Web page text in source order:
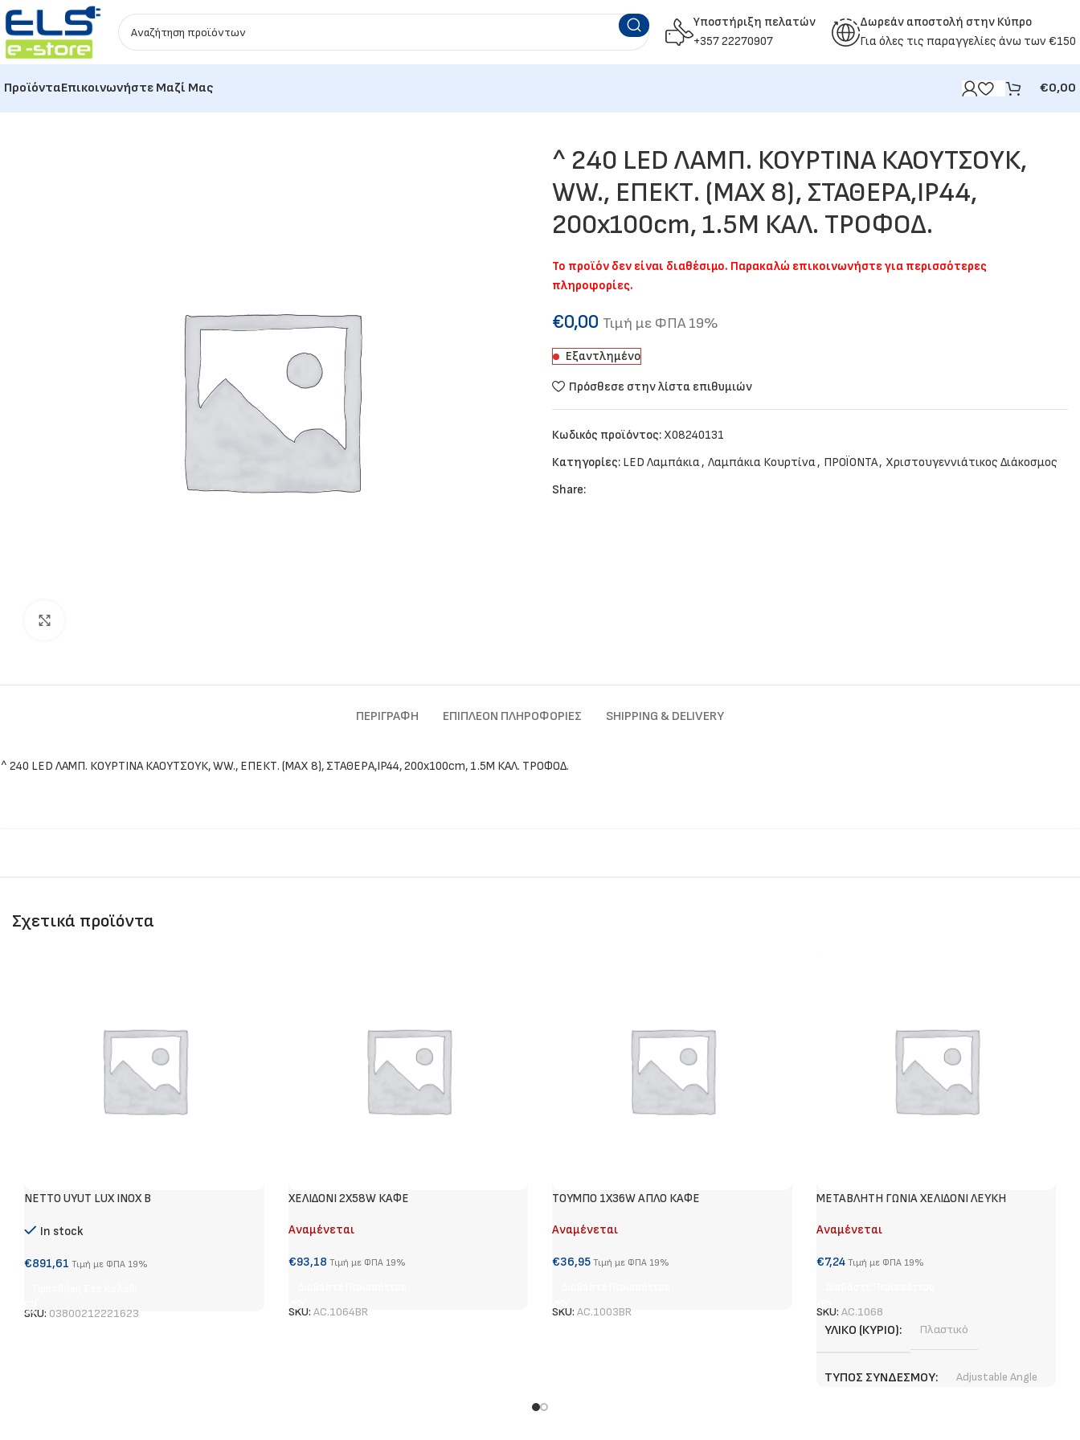
Υποστήριξη πελατών
+357 22270907
Δωρεάν αποστολή στην Κύπρο
Για όλες τις παραγγελίες άνω των €150
ΠροϊόνταΕπικοινωνήστε Μαζί Μας €0,00
^ 240 LED ΛΑΜΠ. ΚΟΥΡΤΙΝΑ ΚΑΟΥΤΣΟΥΚ,
WW., ΕΠΕΚΤ. (ΜΑΧ 8), ΣΤΑΘΕΡΑ,IP44,
200x100cm, 1.5M ΚΑΛ. ΤΡΟΦΟΔ.
Το προϊόν δεν είναι διαθέσιμο. Παρακαλώ επικοινωνήστε για περισσότερες
πληροφορίες.
€0,00 Τιμή με ΦΠΑ 19%
Εξαντλημένο
Πρόσθεσε στην λίστα επιθυμιών
Κωδικός προϊόντος: X08240131
Κατηγορίες: LED Λαμπάκια, Λαμπάκια Κουρτίνα, ΠΡΟΪΟΝΤΑ, Χριστουγεννιάτικος Διάκοσμος
Share:
ΠΕΡΙΓΡΑΦΉ ΕΠΙΠΛΈΟΝ ΠΛΗΡΟΦΟΡΊΕΣ SHIPPING & DELIVERY
^ 240 LED ΛΑΜΠ. ΚΟΥΡΤΙΝΑ ΚΑΟΥΤΣΟΥΚ, WW., ΕΠΕΚΤ. (ΜΑΧ 8), ΣΤΑΘΕΡΑ,IP44, 200x100cm, 1.5M ΚΑΛ. ΤΡΟΦΟΔ.
Σχετικά προϊόντα
NETTO UYUT LUX INOX B
In stock
€891,61 Τιμή με ΦΠΑ 19%
SKU: 03800212221623
ΧΕΛΙΔΟΝΙ 2X58W ΚΑΦΕ
Αναμένεται
€93,18 Τιμή με ΦΠΑ 19%
SKU: AC.1064BR
ΤΟΥΜΠΟ 1Χ36W ΑΠΛΟ ΚΑΦΕ
Αναμένεται
€36,95 Τιμή με ΦΠΑ 19%
SKU: AC.1003BR
METABΛΗΤΗ ΓΩΝΙΑ ΧΕΛΙΔΟΝΙ ΛΕΥΚΗ
Αναμένεται
€7,24 Τιμή με ΦΠΑ 19%
SKU: AC.1068
ΥΛΙΚΌ (ΚΎΡΙΟ) Πλαστικό
ΤΎΠΟΣ ΣΥΝΔΈΣΜΟΥ Adjustable Angle